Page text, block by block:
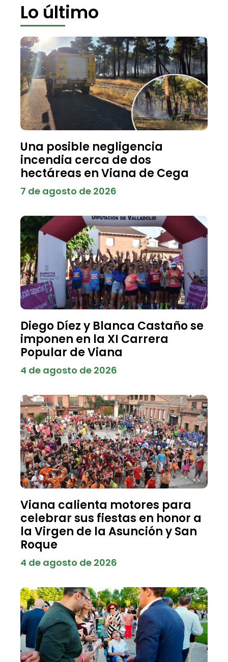
Lo último
Una posible negligencia
incendia cerca de dos
hectáreas en Viana de Cega
7 de agosto de 2026
Diego Díez y Blanca Castaño se
imponen en la XI Carrera
Popular de Viana
4 de agosto de 2026
Viana calienta motores para
celebrar sus fiestas en honor a
la Virgen de la Asunción y San
Roque
4 de agosto de 2026